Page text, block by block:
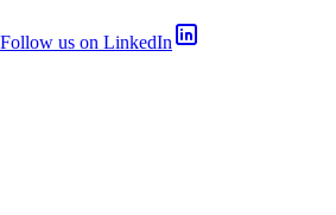
Follow us on LinkedIn